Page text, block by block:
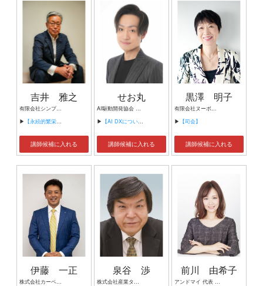
吉井 雅之
有限会社シンプルタスク 代表取締役 習慣形成コンサルタント
▶ 【永続的繁栄の組織づくり】
講師候補に入れる
せお丸
AI駆動開発協会 代表理事 サイバーフリークス株式会社 代表取締役
▶ 【AI DXについて】
講師候補に入れる
黒澤 明子
有限会社ヌーボヌール代表取締役
▶ 【司会】
講師候補に入れる
伊藤 一正
株式会社カーベル代表取締役社長 プロレスラーカーベル伊藤
泉谷 渉
株式会社産業タイムズ社 代表取締役会長 半導体産業新聞 特別編集委員
前川 由希子
アンドマイ 代表 組織活性化コンサルタント